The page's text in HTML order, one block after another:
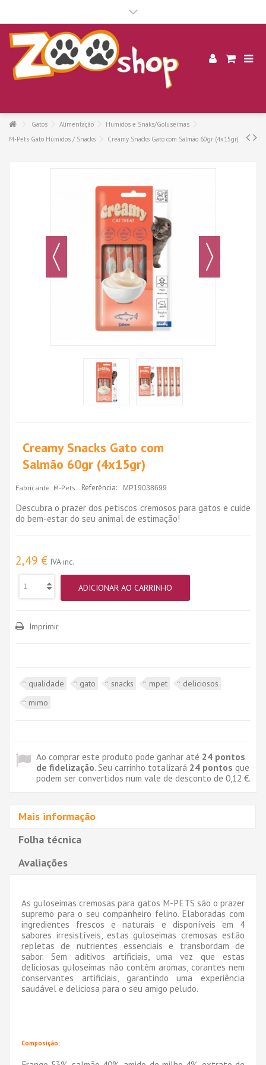
Gatos Alimentação
Humidos e Snaks/Goluseimas
M-Pets Gato Húmidos / Snacks
Creamy Snacks Gato com Salmão 60gr (4x15gr)
Creamy Snacks Gato com
Salmão 60gr (4x15gr)
Fabricante: M-Pets Referência: MP19038699
Descubra o prazer dos petiscos cremosos para gatos e cuide
do bem-estar do seu animal de estimação!
2,49 € IVA inc.
ADICIONAR AO CARRINHO
Imprimir
qualidade gato snacks mpet
deliciosos
mimo
Ao comprar este produto pode ganhar até 24 pontos
de fidelização. Seu carrinho totalizará 24 pontos que
podem ser convertidos num vale de desconto de 0,12 €.
Mais informação
Folha técnica
Avaliações
As guloseimas cremosas para gatos M-PETS são o prazer
supremo para o seu companheiro felino. Elaboradas com
ingredientes frescos e naturais e disponíveis em 4
sabores irresistíveis, estas guloseimas cremosas estão
repletas de nutrientes essenciais e transbordam de
sabor. Sem aditivos artificiais, uma vez que estas
deliciosas guloseimas não contêm aromas, corantes nem
conservantes artificiais, garantindo uma experiência
saudável e deliciosa para o seu amigo peludo.
Composição: